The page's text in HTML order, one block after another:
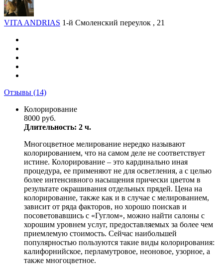
VITA ANDRIAS 1-й Смоленский переулок , 21
Отзывы (14)
Колорирование
8000 руб.
Длительность: 2 ч.
Многоцветное мелирование нередко называют
колорированием, что на самом деле не соответствует
истине. Колорирование – это кардинально иная
процедура, ее применяют не для осветления, а с целью
более интенсивного насыщения прически цветом в
результате окрашивания отдельных прядей. Цена на
колорирование, также как и в случае с мелированием,
зависит от ряда факторов, но хорошо поискав и
посоветовавшись с «Гуглом», можно найти салоны с
хорошим уровнем услуг, предоставляемых за более чем
приемлемую стоимость. Сейчас наибольшей
популярностью пользуются такие виды колорирования:
калифорнийское, перламутровое, неоновое, узорное, а
также многоцветное.